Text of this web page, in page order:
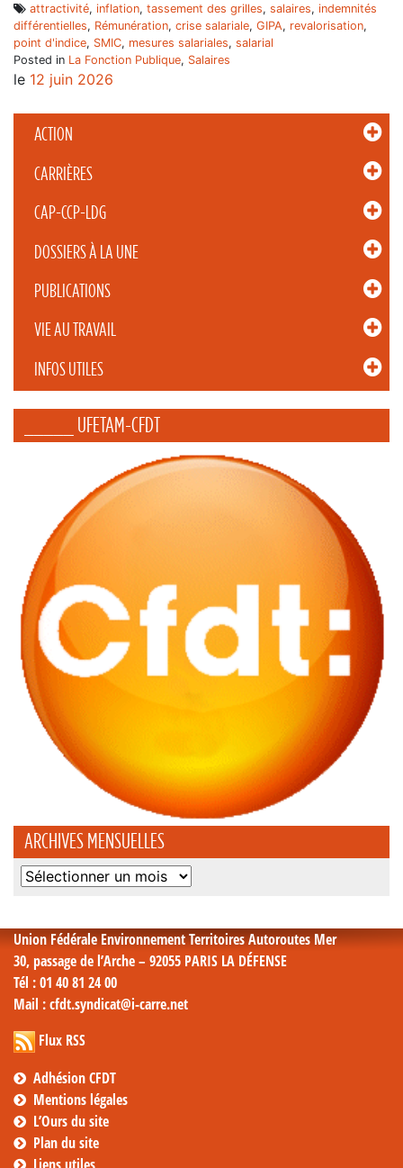
ACTION
CARRIÈRES
CAP-CCP-LDG
DOSSIERS À LA UNE
PUBLICATIONS
VIE AU TRAVAIL
INFOS UTILES
_____ UFETAM-CFDT
ARCHIVES MENSUELLES
Archives
attractivité, inflation, tassement des grilles, salaires, indemnités
différentielles, Rémunération, crise salariale, GIPA, revalorisation,
point d'indice, SMIC, mesures salariales, salarial
Posted in La Fonction Publique, Salaires
le 12 juin 2026
Union Fédérale Environnement Territoires Autoroutes Mer
30, passage de l’Arche – 92055 PARIS LA DÉFENSE
Tél : 01 40 81 24 00
Mail : cfdt.syndicat@i-carre.net
Flux RSS
Adhésion CFDT
Mentions légales
L’Ours du site
Plan du site